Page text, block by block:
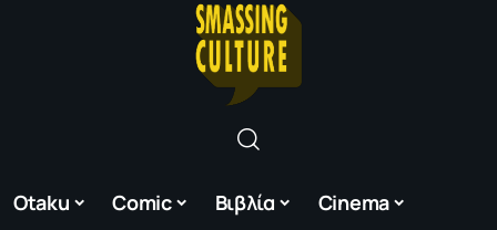
Otaku Comic Βιβλία Cinema